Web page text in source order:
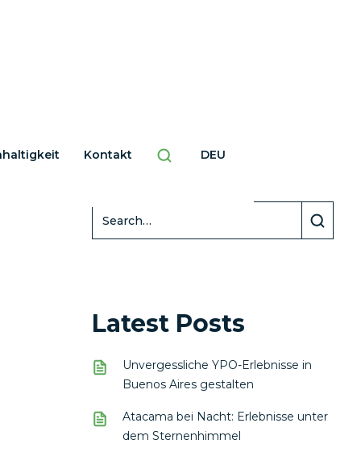
Kontakt DEU
Latest Posts
Unvergessliche YPO-Erlebnisse in
Buenos Aires gestalten
Atacama bei Nacht: Erlebnisse unter
dem Sternenhimmel